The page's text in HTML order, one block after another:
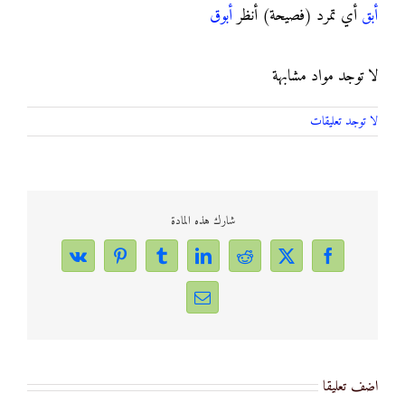
أبقأي تمرد (فصيحة) أنظرأبوق
لا توجد مواد مشابهة
لا توجد تعليقات
شارك هذه المادة
Facebook
X
Reddit
LinkedIn
Tumblr
Pinterest
Vk
Email
اضف تعليقا